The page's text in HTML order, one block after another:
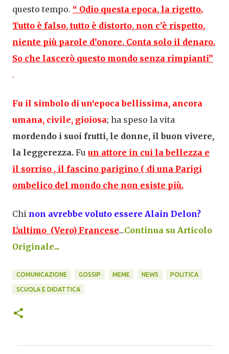
questo tempo. “ Odio questa epoca, la rigetto.
Tutto è falso, tutto è distorto, non c’è rispetto,
niente più parole d’onore. Conta solo il denaro.
So che lascerò questo mondo senza rimpianti”
.
Fu il simbolo di un‘epoca bellissima, ancora
umana, civile, gioiosa; ha speso la vita
mordendo i suoi frutti, le donne, il buon vivere,
la leggerezza. Fu un attore in cui la bellezza e
il sorriso , il fascino parigino ( di una Parigi
ombelico del mondo che non esiste più.
Chi non avrebbe voluto essere Alain Delon?
L'ultimo (Vero) Francese...Continua su Articolo
Originale...
COMUNICAZIONE GOSSIP MEME NEWS POLITICA
SCUOLA E DIDATTICA